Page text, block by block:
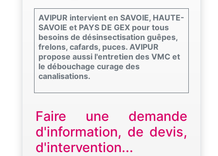
AVIPUR intervient en SAVOIE, HAUTE-
SAVOIE et PAYS DE GEX pour tous
besoins de désinsectisation guêpes,
frelons, cafards, puces. AVIPUR
propose aussi l'entretien des VMC et
le débouchage curage des
canalisations.
Faire une demande
d'information, de devis,
d'intervention...